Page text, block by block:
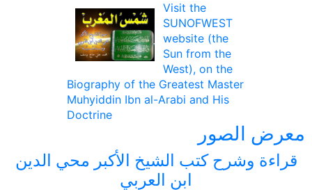
Visit the
SUNOFWEST
website (the
Sun from the
West), on the
Biography of the Greatest Master
Muhyiddin Ibn al-Arabi and His
Doctrine
معرض الصور
قراءة وشرح كتب الشيخ الأكبر محي الدين
ابن العربي